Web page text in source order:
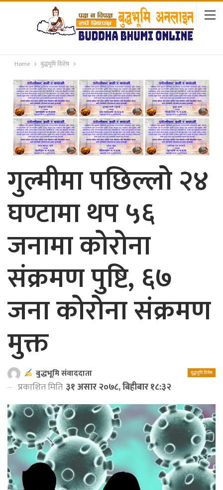
Home बुद्धभूमि विशेष
गुल्मीमा पछिल्लो २४
घण्टामा थप ५६
जनामा काेराेना
संक्रमण पुष्टि, ६७
जना काेराेना संक्रमण
मुक्त
बुद्धभूमि विशेष
बुद्धभूमि संवाददाता
प्रकाशित मिति ३१ असार २०७८, बिहीबार १८:३२